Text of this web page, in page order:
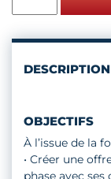
D'ART
CRÉATION
DESCRIPTION
OBJECTIFS
À l’issue de la
• Créer une
phase avec ses